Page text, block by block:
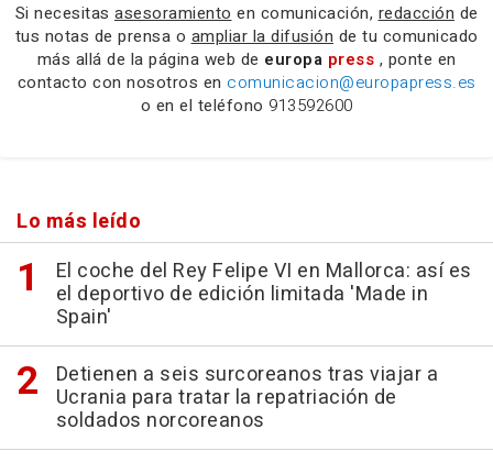
Si necesitas asesoramiento en comunicación, redacción de
tus notas de prensa o ampliar la difusión de tu comunicado
más allá de la página web de europa press , ponte en
contacto con nosotros en comunicacion@europapress.es
o en el teléfono 913592600
Lo más leído
El coche del Rey Felipe VI en Mallorca: así es
el deportivo de edición limitada 'Made in
Spain'
Detienen a seis surcoreanos tras viajar a
Ucrania para tratar la repatriación de
soldados norcoreanos